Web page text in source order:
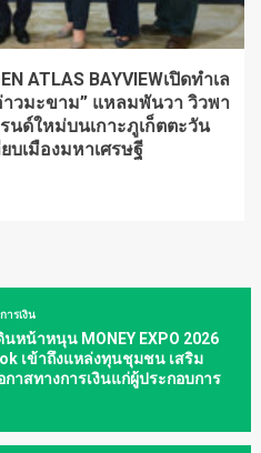
ATLAS BAYVIEWเปิดทำเล
วมะขาม” แหลมพันวา วิวพา
นด์ใหม่บนเกาะภูเก็ตตะวัน
บเมืองมหาเศรษฐี
ารเงิน
นหน้าหนุน MONEY EXPO 2026
เข้าถึงแหล่งทุนชุมชน เสริม
กาสทางการเงินแก่ผู้ประกอบการ